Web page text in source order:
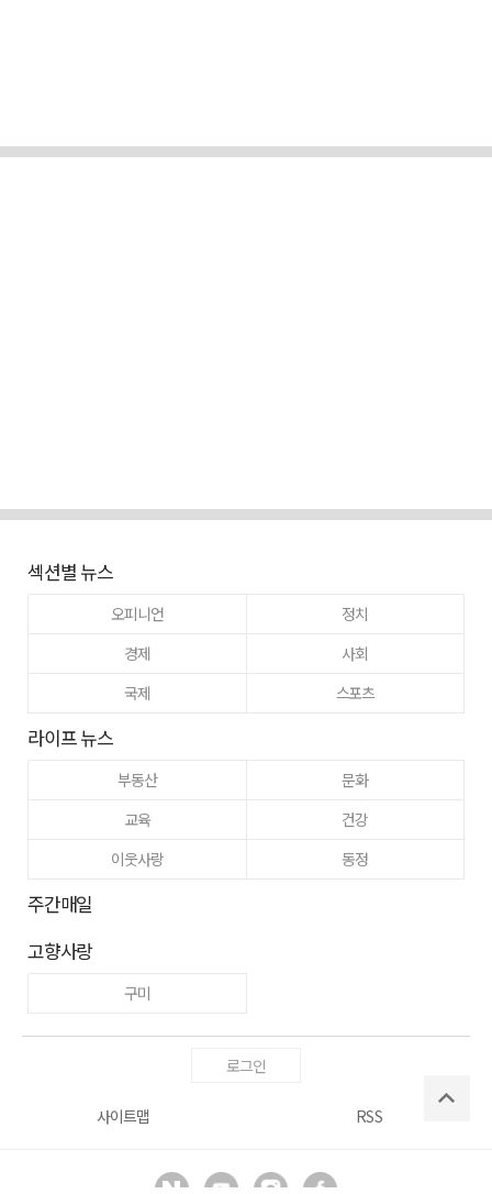
섹션별 뉴스
오피니언
정치
경제
사회
국제
스포츠
라이프 뉴스
부동산
문화
교육
건강
이웃사랑
동정
주간매일
고향사랑
구미
로그인
사이트맵 RSS